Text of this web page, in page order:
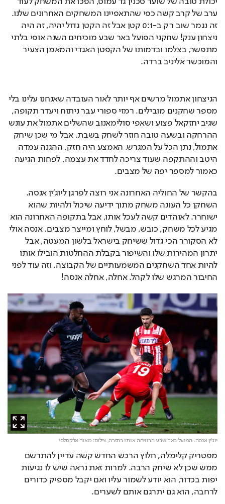
ערב של קרב קשה כפי שהתאפיינו המשחקים האחרונים שלנו.
זה נגמר שוב רק ב-0:1 קטן אבל זה הקטן גדול יהיה, זה היה
ניצחון ענק! שחקני הפועל באר שבע מוכיחים השנה אופי בלתי
מתפשר, בצלמו ובדמותו של הקפטן האגדי והמאמן הצעיר
והמוכשר אליניב ברדה.
הניצחון אתמול מרשים אף יותר לאור העובדה שאנחנו עלינו בלי
מספר שחקנים מובילים. רמזי ספורי עבר ניתוח ויעדר תקופה,
שגיב יחזקאל פצוע ושאפי סולימאנוב שהשלים אתמול את עונש
ההרחקה ובשעה טובה חוזר לשחק בשבת. אבל מי שכן שיחק
אתמול, נתן הכל על המגרש. האמצע היה חזק, ההגנה עמדה
היטב וההתקפה שעוד צריכה לחדד את עצמה, לפחות הגיעה
כאמור למספר יפה של מצבים.
בהקשר של החוליה האחרונה אני רוצה לפרגן ליוג׳ין אנסה.
השחקן כל העונה משחק מתוך ידיעה שיכול ולהיות שהוא
ישוחרר. לאוהדים קשה לעכל אותו, אבל בתקופה האחרונה הוא
מגיע לכל משחק, כובש, מבשל, לוחץ ומייצר מצבים. אנסה אולי
לא הסקורר הכי גדול ששיחק בישראל בלשון המעטה, אבל
יתרון המהירות שלו והשיפור בקבלת ההחלטות הובילו אותו
להיות אחד השחקנים המשמעותיים של הקבוצה. וזה עוד לפני
החיבור המרגש שלו לקהל. אחלה, אחלה אנסה!
יוג'ין אנסה. הפועל באר שבע הרוויחה אותו בחזרה,צילום: מאור אלקסלסי
מפטריק קלימלה, חלוץ הרכש החדש קשה עדיין להתרשם
ממש שכן לא שיחק הרבה. למרות זאת נראה שיש לו נגיעות
יפות בכדור, הוא יודע לשמור עליו ואם יקבל מספיק כדורים
לרחבה, הוא גם יתרגם אותם לשערים.